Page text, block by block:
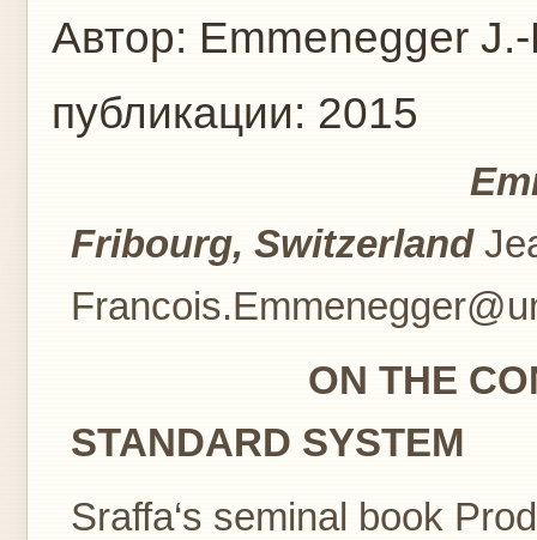
Автор: Emmenegger
публикации: 2015
Fribourg, Switzerland
ON THE
STANDARD SYSTEM
Sraffa‘s seminal book